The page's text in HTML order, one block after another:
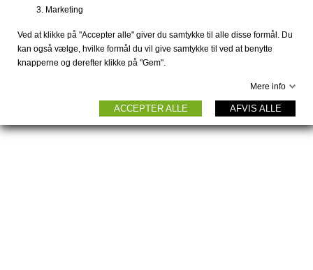
Marketing
Ved at klikke på "Accepter alle" giver du samtykke til alle disse formål. Du
kan også vælge, hvilke formål du vil give samtykke til ved at benytte
knapperne og derefter klikke på "Gem".
Mere info
ACCEPTER ALLE AFVIS ALLE